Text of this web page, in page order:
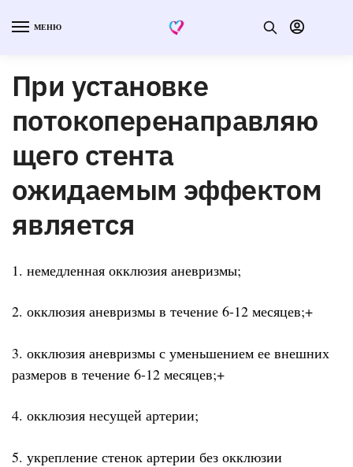
МЕНЮ
При установке
потокоперенаправляю
щего стента
ожидаемым эффектом
является
1. немедленная окклюзия аневризмы;
2. окклюзия аневризмы в течение 6-12 месяцев;+
3. окклюзия аневризмы с уменьшением ее внешних
размеров в течение 6-12 месяцев;+
4. окклюзия несущей артерии;
5. укрепление стенок артерии без окклюзии